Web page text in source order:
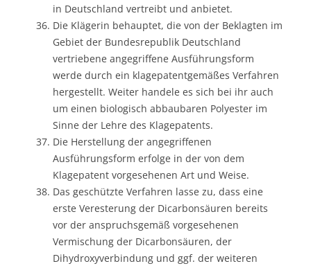
in Deutschland vertreibt und anbietet.
Die Klägerin behauptet, die von der Beklagten im
Gebiet der Bundesrepublik Deutschland
vertriebene angegriffene Ausführungsform
werde durch ein klagepatentgemäßes Verfahren
hergestellt. Weiter handele es sich bei ihr auch
um einen biologisch abbaubaren Polyester im
Sinne der Lehre des Klagepatents.
Die Herstellung der angegriffenen
Ausführungsform erfolge in der von dem
Klagepatent vorgesehenen Art und Weise.
Das geschützte Verfahren lasse zu, dass eine
erste Veresterung der Dicarbonsäuren bereits
vor der anspruchsgemäß vorgesehenen
Vermischung der Dicarbonsäuren, der
Dihydroxyverbindung und ggf. der weiteren